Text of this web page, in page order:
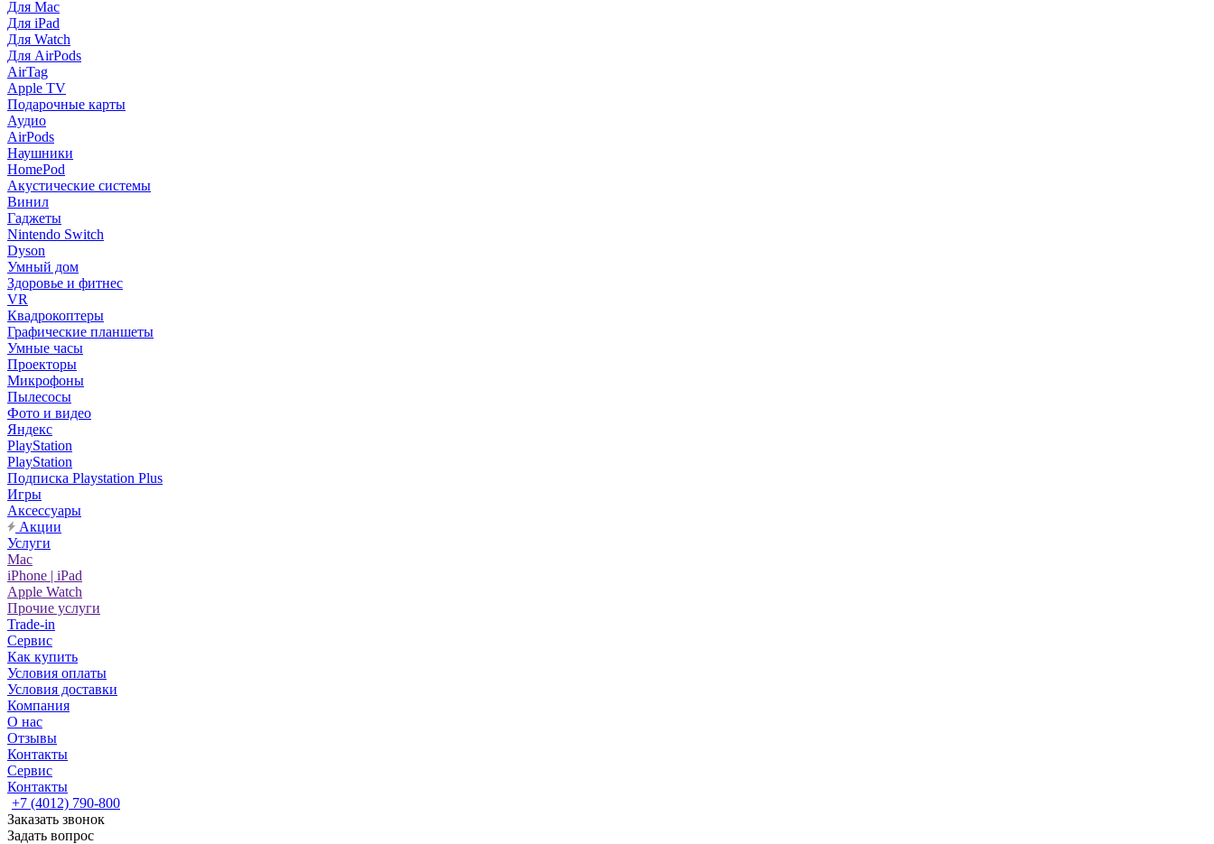
Для Mac
Для iPad
Для Watch
Для AirPods
AirTag
Apple TV
Подарочные карты
Аудио
AirPods
Наушники
HomePod
Акустические системы
Винил
Гаджеты
Nintendo Switch
Dyson
Умный дом
Здоровье и фитнес
VR
Квадрокоптеры
Графические планшеты
Умные часы
Проекторы
Микрофоны
Пылесосы
Фото и видео
Яндекс
PlayStation
PlayStation
Подписка Playstation Plus
Игры
Аксессуары
Акции
Услуги
Mac
iPhone | iPad
Apple Watch
Прочие услуги
Trade-in
Сервис
Как купить
Условия оплаты
Условия доставки
Компания
О нас
Отзывы
Контакты
Сервис
Контакты
+7 (4012) 790-800
Заказать звонок
Задать вопрос